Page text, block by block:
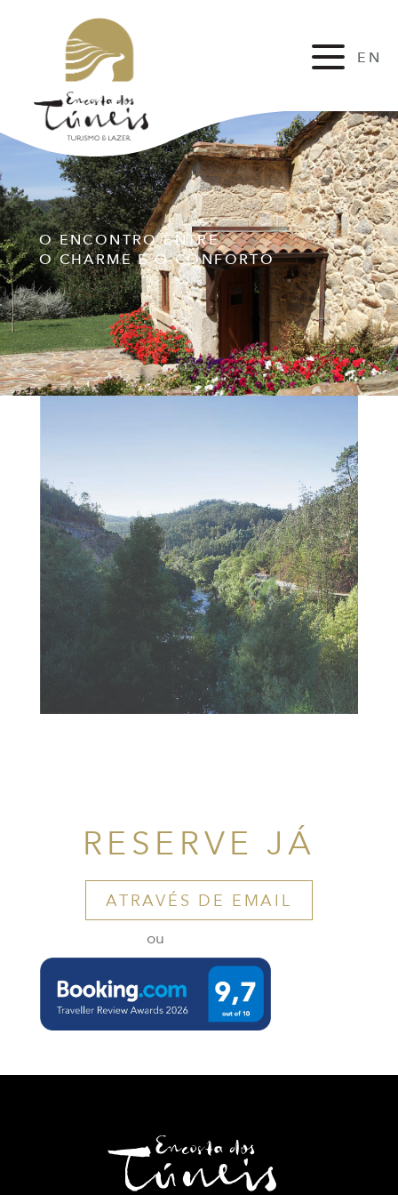
EN
O ENCONTRO ENTRE
O CHARME E O CONFORTO
RESERVE JÁ
ATRAVÉS DE EMAIL
ou